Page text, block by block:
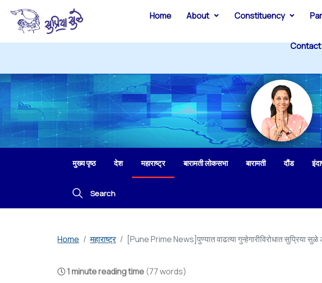
Home About Constituency
Contact
मुख्य पृष्ठ देश महाराष्ट्र बारामती लोकसभा बारामती दौंड
Search
Home महाराष्ट्र [Pune Prime News]पुण्यात वाढत्या गुन्हेगारीविरोधात सुप्रिया
1 minute reading time (77 words)